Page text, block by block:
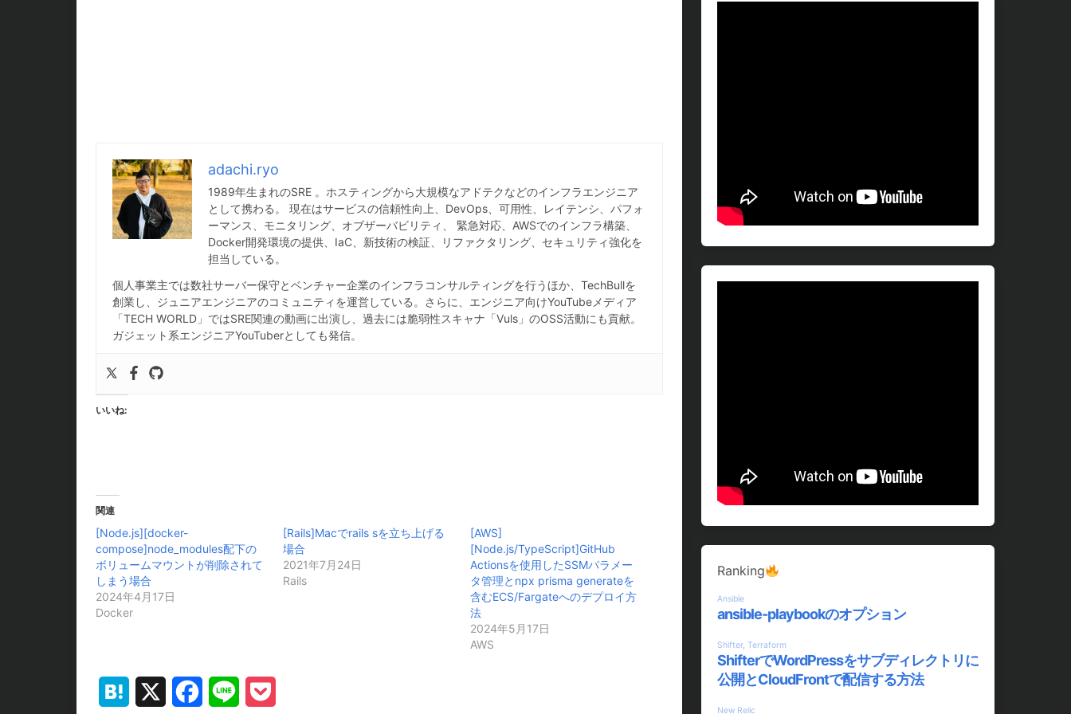
adachi.ryo
1989年生まれのSRE 。ホスティングから大規模なアドテクなどのインフラエンジニア
として携わる。 現在はサービスの信頼性向上、DevOps、可用性、レイテンシ、パフォ
ーマンス、モニタリング、オブザーバビリティ、 緊急対応、AWSでのインフラ構築、
Docker開発環境の提供、IaC、新技術の検証、リファクタリング、セキュリティ強化を
担当している。
個人事業主では数社サーバー保守とベンチャー企業のインフラコンサルティングを行うほか、TechBullを
創業し、ジュニアエンジニアのコミュニティを運営している。さらに、エンジニア向けYouTubeメディア
「TECH WORLD」ではSRE関連の動画に出演し、過去には脆弱性スキャナ「Vuls」のOSS活動にも貢献。
ガジェット系エンジニアYouTuberとしても発信。
いいね:
関連
[Node.js][docker-
compose]node_modules配下の
ボリュームマウントが削除されて
しまう場合
2024年4月17日
Docker
[Rails]Macでrails sを立ち上げる
場合
2021年7月24日
Rails
[AWS]
[Node.js/TypeScript]GitHub
Actionsを使用したSSMパラメー
タ管理とnpx prisma generateを
含むECS/Fargateへのデプロイ方
法
2024年5月17日
AWS
Hatena Facebook
Line
Ranking